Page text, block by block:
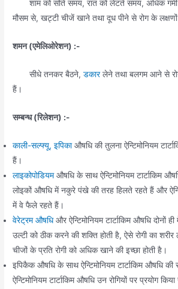
शाम को सोते समय, रात को लेटते समय, अधिक गर्मी
मौसम से, खट्टी चीजें खाने तथा दूध पीने से रोग के लक्षणों
शमन (एमेलिओरेशन) :-
सीधे तनकर बैठने,डकारलेने तथा बलगम आने से
हैं।
सम्बन्ध (रिलेशन) :-
काली-सल्फ्यू, इपिकाऔषधि की तुलना ऐन्टिमोनियम
हैं।
लाइकोपोडियमऔषधि के साथ ऐन्टिमोनियम टार्टाकिम
लोइकों औषधि में नकुरे पंखे की तरह हिलते रहते हैं और
में वे फैले रहते हैं।
वेरेट्रम औषधिऔर ऐन्टिमोनियम टार्टाकिम औषधि दोनों
उल्टी को ठीक करने की शक्ति होती है, ऐसे रोगी का
चीजों के प्रति रोगी को अधिक खाने की इच्छा होती है।
इपिकैक औषधि के साथ ऐन्टिमोनियम टार्टाकिम औषधि
ऐन्टिमोनियम टार्टाकिम औषधि उन रोगियों पर प्रयोग